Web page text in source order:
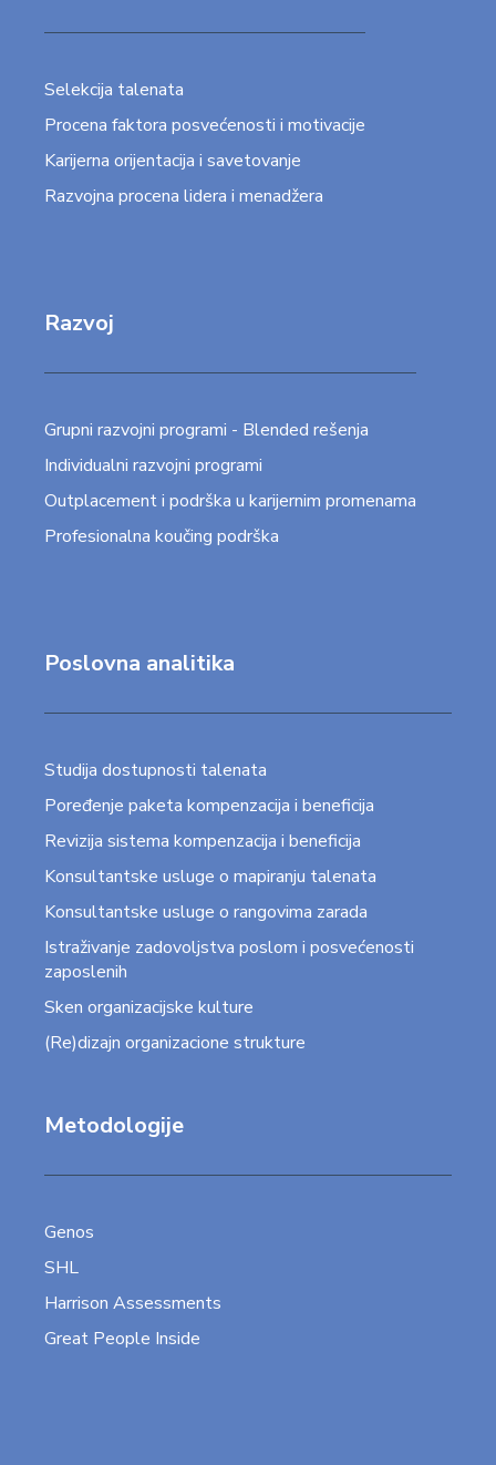
Selekcija talenata
Procena faktora posvećenosti i motivacije
Karijerna orijentacija i savetovanje
Razvojna procena lidera i menadžera
Razvoj
Grupni razvojni programi - Blended rešenja
Individualni razvojni programi
Outplacement i podrška u karijernim promenama
Profesionalna koučing podrška
Poslovna analitika
Studija dostupnosti talenata
Poređenje paketa kompenzacija i beneficija
Revizija sistema kompenzacija i beneficija
Konsultantske usluge o mapiranju talenata
Konsultantske usluge o rangovima zarada
Istraživanje zadovoljstva poslom i posvećenosti
zaposlenih
Sken organizacijske kulture
(Re)dizajn organizacione strukture
Metodologije
Genos
SHL
Harrison Assessments
Great People Inside